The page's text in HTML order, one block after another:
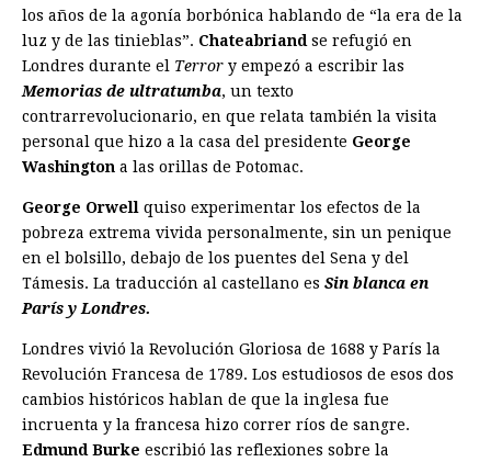
los años de la agonía borbónica hablando de “la era de la
luz y de las tinieblas”. Chateabriand se refugió en
Londres durante el Terror y empezó a escribir las
Memorias de ultratumba, un texto
contrarrevolucionario, en que relata también la visita
personal que hizo a la casa del presidente George
Washington a las orillas de Potomac.
George Orwell quiso experimentar los efectos de la
pobreza extrema vivida personalmente, sin un penique
en el bolsillo, debajo de los puentes del Sena y del
Támesis. La traducción al castellano es Sin blanca en
París y Londres.
Londres vivió la Revolución Gloriosa de 1688 y París la
Revolución Francesa de 1789. Los estudiosos de esos dos
cambios históricos hablan de que la inglesa fue
incruenta y la francesa hizo correr ríos de sangre.
Edmund Burke escribió las reflexiones sobre la